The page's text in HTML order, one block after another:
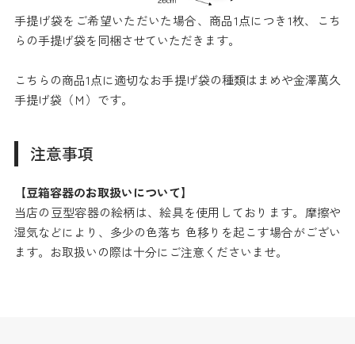
手提げ袋をご希望いただいた場合、商品1点につき1枚、こち
らの手提げ袋を同梱させていただきます。
こちらの商品1点に適切なお手提げ袋の種類はまめや金澤萬久
手提げ袋（Ｍ）です。
注意事項
【豆箱容器のお取扱いについて】
当店の豆型容器の絵柄は、絵具を使用しております。摩擦や
湿気などにより、多少の色落ち 色移りを起こす場合がござい
ます。お取扱いの際は十分にご注意くださいませ。